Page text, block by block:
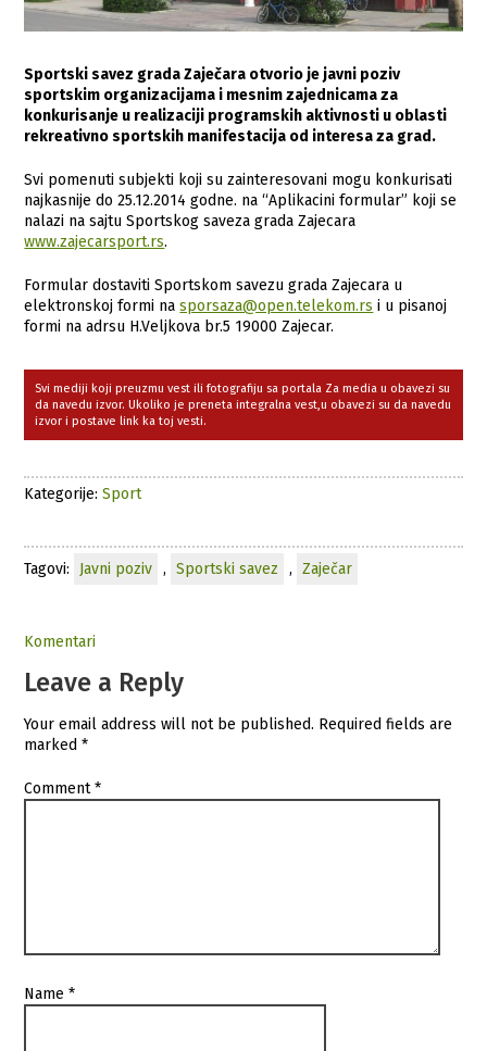
Sportski savez grada Zaječara otvorio je javni poziv
sportskim organizacijama i mesnim zajednicama za
konkurisanje u realizaciji programskih aktivnosti u oblasti
rekreativno sportskih manifestacija od interesa za grad.
Svi pomenuti subjekti koji su zainteresovani mogu konkurisati
najkasnije do 25.12.2014 godne. na “Aplikacini formular” koji se
nalazi na sajtu Sportskog saveza grada Zajecara
www.zajecarsport.rs.
Formular dostaviti Sportskom savezu grada Zajecara u
elektronskoj formi nasporsaza@open.telekom.rs i u pisanoj
formi na adrsu H.Veljkova br.5 19000 Zajecar.
Svi mediji koji preuzmu vest ili fotografiju sa portala Za media u obavezi su
da navedu izvor. Ukoliko je preneta integralna vest,u obavezi su da navedu
izvor i postave link ka toj vesti.
Kategorije:Sport
Tagovi: Javni poziv , Sportski savez , Zaječar
Komentari
Leave a Reply
Your email address will not be published. Required fields are
marked*
Comment*
Name*